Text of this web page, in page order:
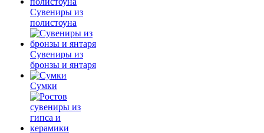
Сувениры из
полистоуна
Сувениры из
бронзы и янтаря
Сумки